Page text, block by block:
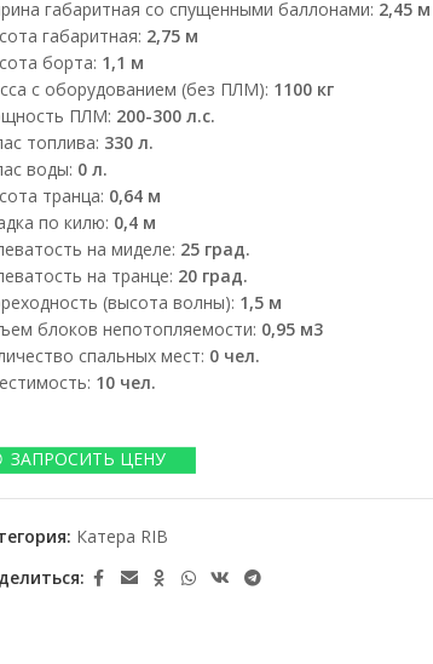
габаритная со спущенными баллонами: 2,45 м
габаритная: 2,75 м
борта: 1,1 м
с оборудованием (без ПЛМ): 1100 кг
ПЛМ: 200-300 л.с.
топлива: 330 л.
воды: 0 л.
транца: 0,64 м
по килю: 0,4 м
на миделе: 25 град.
на транце: 20 град.
(высота волны): 1,5 м
блоков непотопляемости: 0,95 м3
спальных мест: 0 чел.
10 чел.
ЗАПРОСИТЬ ЦЕНУ
Катера RIB